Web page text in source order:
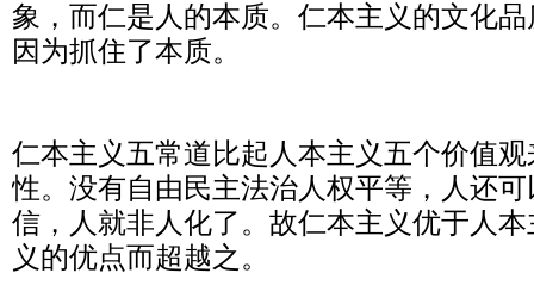
象，而仁是人的本质。仁本主义的文化
因为抓住了本质。
仁本主义五常道比起人本主义五个价值
性。没有自由民主法治人权平等，人还
信，人就非人化了。故仁本主义优于人
义的优点而超越之。